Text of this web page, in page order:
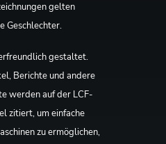
gelten
Geschlechter.
gestaltet.
Berichte und andere
werden auf der LCF-
zitiert, um einfache
zu ermöglichen,